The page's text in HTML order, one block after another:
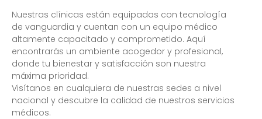
Nuestras clínicas están equipadas con tecnología
de vanguardia y cuentan con un equipo médico
altamente capacitado y comprometido. Aquí
encontrarás un ambiente acogedor y profesional,
donde tu bienestar y satisfacción son nuestra
máxima prioridad.
Visítanos en cualquiera de nuestras sedes a nivel
nacional y descubre la calidad de nuestros servicios
médicos.